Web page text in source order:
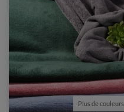
Plus de couleurs